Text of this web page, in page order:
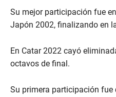
Su mejor participación fue
Japón 2002, finalizando en
En Catar 2022 cayó
octavos de final.
Su primera participación fue